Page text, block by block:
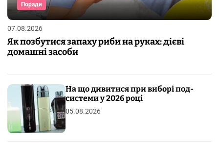
Поради
07.08.2026
Як позбутися запаху риби на руках: дієві
домашні засоби
На що дивитися при виборі под-
системи у 2026 році
05.08.2026